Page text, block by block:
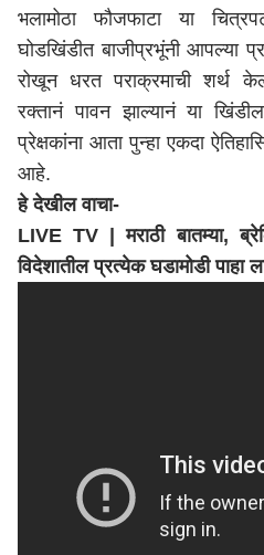
भलामोठा फौजफाटा या
घोडखिंडीत बाजीप्रभूंनी आपल्या
रोखून धरत पराक्रमाची शर्थ
रक्तानं पावन झाल्यानं या
प्रेक्षकांना आता पुन्हा एकदा
आहे.
हे देखील वाचा-
LIVE TV | मराठी बातम्या,
विदेशातील प्रत्येक घडामोडी